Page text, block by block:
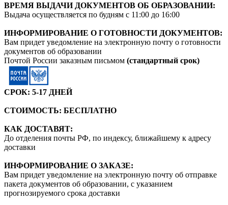
ВРЕМЯ ВЫДАЧИ ДОКУМЕНТОВ ОБ ОБРАЗОВАНИИ:
Выдача осуществляется по будням с 11:00 до 16:00
ИНФОРМИРОВАНИЕ О ГОТОВНОСТИ ДОКУМЕНТОВ:
Вам придет уведомление на электронную почту о готовности
документов об образовании
Почтой России заказным письмом (стандартный срок)
СРОК: 5-17 ДНЕЙ
СТОИМОСТЬ: БЕСПЛАТНО
КАК ДОСТАВЯТ:
До отделения почты РФ, по индексу, ближайшему к адресу
доставки
ИНФОРМИРОВАНИЕ О ЗАКАЗЕ:
Вам придет уведомление на электронную почту об отправке
пакета документов об образовании, с указанием
прогнозируемого срока доставки